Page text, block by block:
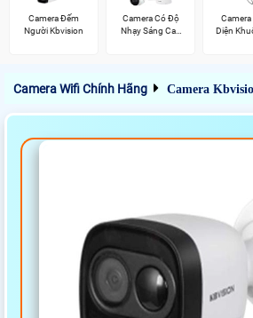
Camera Đếm
Người Kbvision
Camera Có Độ
Nhạy Sáng Cao
Camera
Diện
Camera Wifi Chính Hãng Camera